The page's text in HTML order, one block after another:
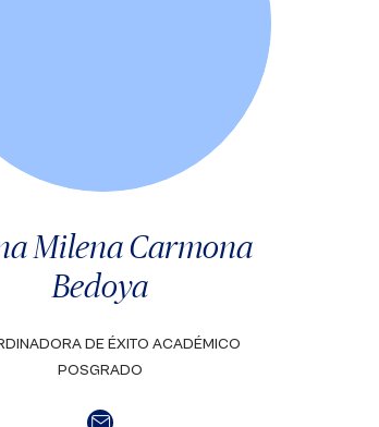
Milena Carmona
Bedoya
DE ÉXITO ACADÉMICO
POSGRADO